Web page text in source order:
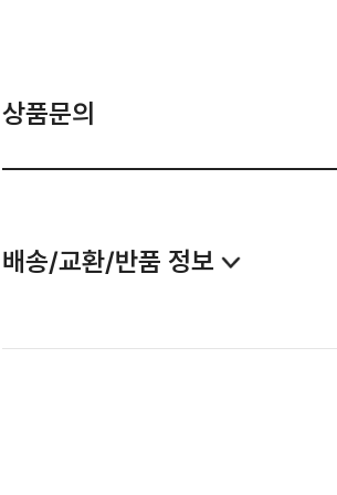
상품문의
배송/교환/반품 정보